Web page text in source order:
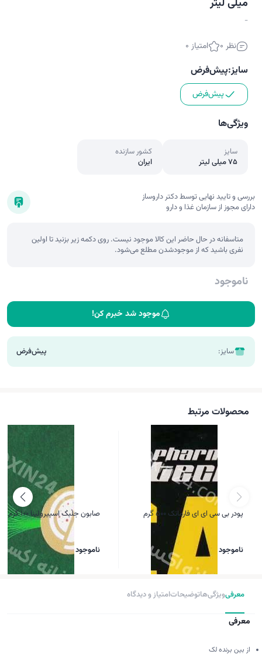
میلی لیتر
-
نظر 0 امتیاز 0
سایز:پیش‌فرض
پیش‌فرض
ویژگی‌ها
سایز
75 میلی لیتر
کشور سازنده
ایران
بررسی و تایید نهایی توسط دکتر داروساز
دارای مجوز از سازمان غذا و دارو
متاسفانه در حال حاضر این کالا موجود نیست. روی دکمه زیر بزنید تا اولین
نفری باشید که از موجودشدن مطلع می‌شود.
ناموجود
موجود شد خبرم کن!
سایز: پیش‌فرض
محصولات مرتبط
پودر بی سی ای ای فارماتک 500 گرم
ناموجود
صابون جلبک اسپیرولینا 100 گرم
ناموجود
معرفیویژگی‌هاتوضیحاتامتیاز و دیدگاه
معرفی
از بین برنده لک